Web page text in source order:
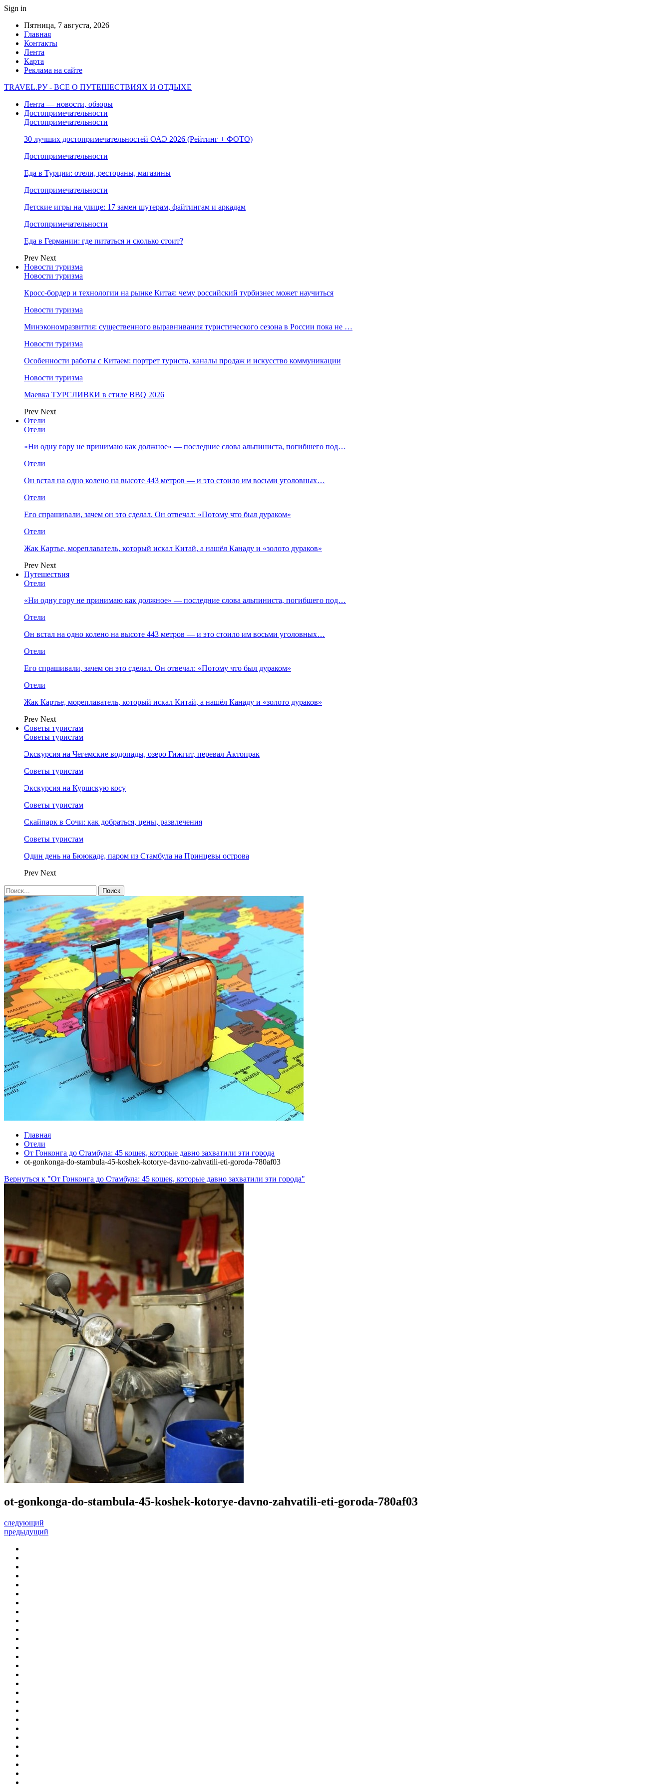
Sign in
Пятница, 7 августа, 2026
Главная
Контакты
Лента
Карта
Реклама на сайте
TRAVEL.РУ - ВСЕ О ПУТЕШЕСТВИЯХ И ОТДЫХЕ
Лента — новости, обзоры
Достопримечательности
Достопримечательности
30 лучших достопримечательностей ОАЭ 2026 (Рейтинг + ФОТО)
Достопримечательности
Еда в Турции: отели, рестораны, магазины
Достопримечательности
Детские игры на улице: 17 замен шутерам, файтингам и аркадам
Достопримечательности
Еда в Германии: где питаться и сколько стоит?
Prev Next
Новости туризма
Новости туризма
Кросс-бордер и технологии на рынке Китая: чему российский турбизнес может научиться
Новости туризма
Минэкономразвития: существенного выравнивания туристического сезона в России пока не …
Новости туризма
Особенности работы с Китаем: портрет туриста, каналы продаж и искусство коммуникации
Новости туризма
Маевка ТУРСЛИВКИ в стиле BBQ 2026
Prev Next
Отели
Отели
«Ни одну гору не принимаю как должное» — последние слова альпиниста, погибшего под…
Отели
Он встал на одно колено на высоте 443 метров — и это стоило им восьми уголовных…
Отели
Его спрашивали, зачем он это сделал. Он отвечал: «Потому что был дураком»
Отели
Жак Картье, мореплаватель, который искал Китай, а нашёл Канаду и «золото дураков»
Prev Next
Путешествия
Отели
«Ни одну гору не принимаю как должное» — последние слова альпиниста, погибшего под…
Отели
Он встал на одно колено на высоте 443 метров — и это стоило им восьми уголовных…
Отели
Его спрашивали, зачем он это сделал. Он отвечал: «Потому что был дураком»
Отели
Жак Картье, мореплаватель, который искал Китай, а нашёл Канаду и «золото дураков»
Prev Next
Советы туристам
Советы туристам
Экскурсия на Чегемские водопады, озеро Гижгит, перевал Актопрак
Советы туристам
Экскурсия на Куршскую косу
Советы туристам
Скайпарк в Сочи: как добраться, цены, развлечения
Советы туристам
Один день на Бююкаде, паром из Стамбула на Принцевы острова
Prev Next
Главная
Отели
От Гонконга до Стамбула: 45 кошек, которые давно захватили эти города
ot-gonkonga-do-stambula-45-koshek-kotorye-davno-zahvatili-eti-goroda-780af03
Вернуться к "От Гонконга до Стамбула: 45 кошек, которые давно захватили эти города"
ot-gonkonga-do-stambula-45-koshek-kotorye-davno-zahvatili-eti-goroda-780af03
следующий
предыдущий